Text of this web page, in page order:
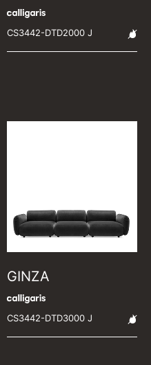
CS3442-DTD2000 J
GINZA
CS3442-DTD3000 J